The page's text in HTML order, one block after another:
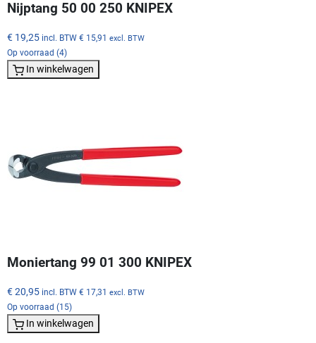
Nijptang 50 00 250 KNIPEX
€ 19,25 incl. BTW € 15,91 excl. BTW
Op voorraad (4)
In winkelwagen
Moniertang 99 01 300 KNIPEX
€ 20,95 incl. BTW € 17,31 excl. BTW
Op voorraad (15)
In winkelwagen